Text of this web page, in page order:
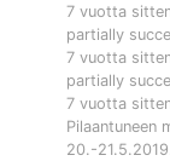
7 vuotta
partially
7 vuotta
partially
7 vuotta
Pilaantuneen
20.-21.5.2019